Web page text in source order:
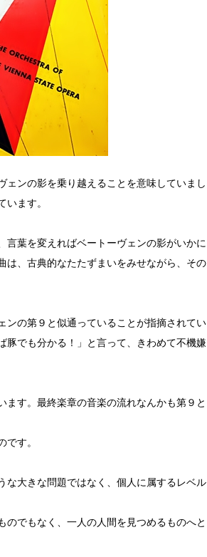
ェンの影を乗り越えることを意味していまし
ます。
葉を変えればベートーヴェンの影がいかに
は、古典的なたたずまいをみせながら、その
ンの第９と似通っていることが指摘されてい
豚でも分かる！」と言って、きわめて不機嫌
す。最終楽章の音楽の流れなんかも第９と
す。
な大きな問題ではなく、個人に属するレベル
でもなく、一人の人間を見つめるものへと